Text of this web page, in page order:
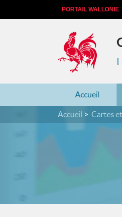
PORTAIL WALLONIE
Accueil
Accueil Cartes